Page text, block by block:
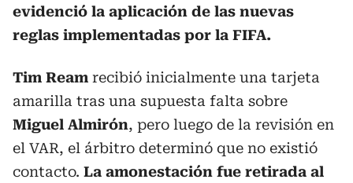
evidenció la aplicación de las nuevas
reglas implementadas por la FIFA.
Tim Ream recibió inicialmente una tarjeta
amarilla tras una supuesta falta sobre
Miguel Almirón, pero luego de la revisión en
el VAR, el árbitro determinó que no existió
contacto. La amonestación fue retirada al